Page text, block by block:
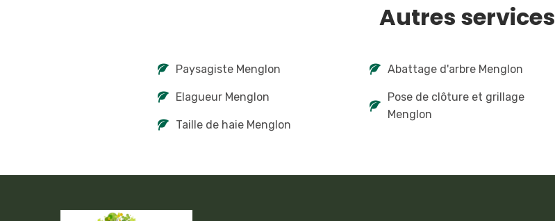
Autres services
Paysagiste Menglon
Elagueur Menglon
Taille de haie Menglon
Abattage d'arbre Menglon
Pose de clôture et grillage
Menglon